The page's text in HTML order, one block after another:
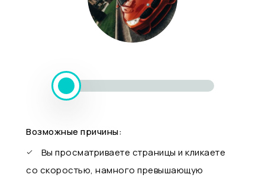
Возможные причины:
Вы просматриваете страницы и кликаете
со скоростью, намного превышающую